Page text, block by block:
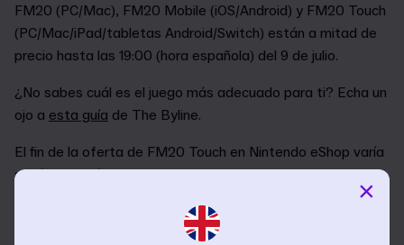
FM20 (PC/Mac), FM20 Mobile (iOS/Android) y FM20 Touch
(PC/Mac/iPad/tabletas Android/Switch) están a mitad de
precio hasta las 19:00 (hora española) del 9 de julio.
¿No sabes cuál es el juego más adecuado para ti? Echa un
ojo a esta guía de The Byline.
El fin de la oferta de FM20 Touch en Nintendo eShop varía
según la región: en Europa y Australia termina el 9 de julio
(8:59 PDT) y en Asia (Corea) termina el 10 de julio (6:59
×